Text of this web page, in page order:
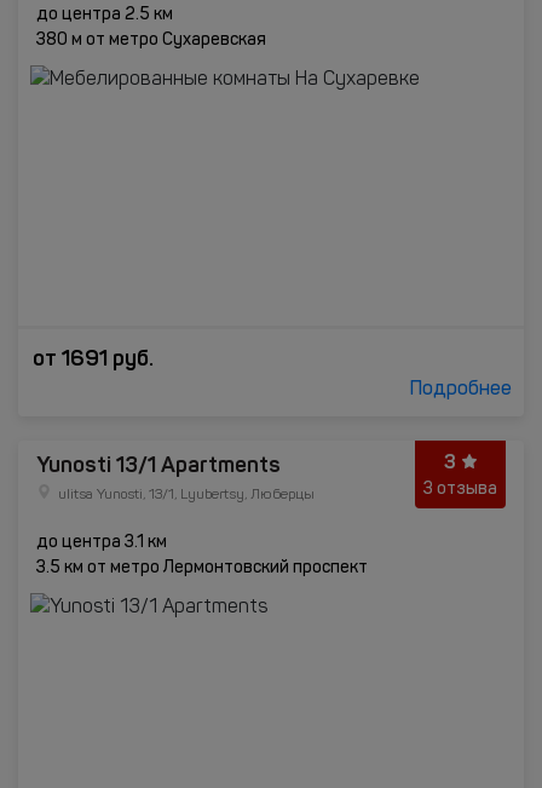
до центра 2.5 км
380 м от метро Сухаревская
от 1691 руб.
Подробнее
3
3 отзыва
Yunosti 13/1 Apartments
ulitsa Yunosti, 13/1, Lyubertsy, Люберцы
до центра 3.1 км
3.5 км от метро Лермонтовский проспект